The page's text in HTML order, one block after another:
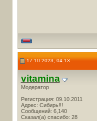
17.10.2023, 04:13
vitamina
Модератор
Регистрация: 09.10.2011
Адрес: Сибирь!!!
Сообщений: 6,140
Сказал(а) спасибо: 28